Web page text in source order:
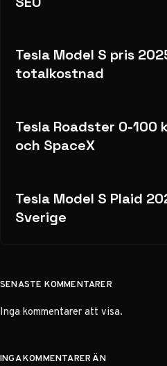
Tesla Model S pris
totalkostnad
Tesla Roadster 0-100
och SpaceX
Tesla Model S Plaid
Sverige
SENASTE KOMMENTARER
Inga kommentarer att visa.
INGA KOMMENTARER ÄN